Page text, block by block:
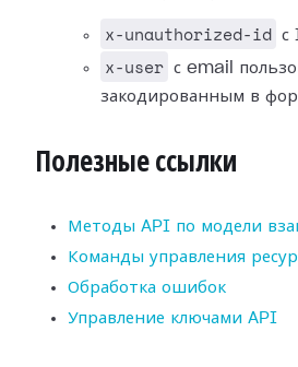
x-unauthorized-id с
x-user с email
закодированным в
Полезные ссылки
Методы API по модели
Команды управления
Обработка ошибок
Управление ключами API